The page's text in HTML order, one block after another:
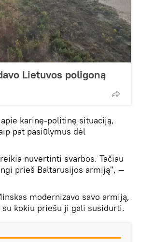
Lietuvos poligoną
karinę-politinę situaciją,
pat pasiūlymus dėl
nuvertinti svarbos. Tačiau
prieš Baltarusijos armiją", —
modernizavo savo armiją,
kokiu priešu ji gali susidurti.